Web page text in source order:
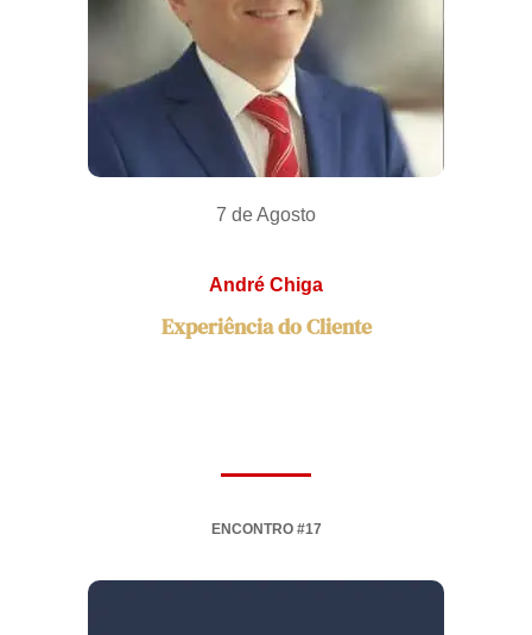
7 de Agosto
André Chiga
Experiência do Cliente
ENCONTRO #17